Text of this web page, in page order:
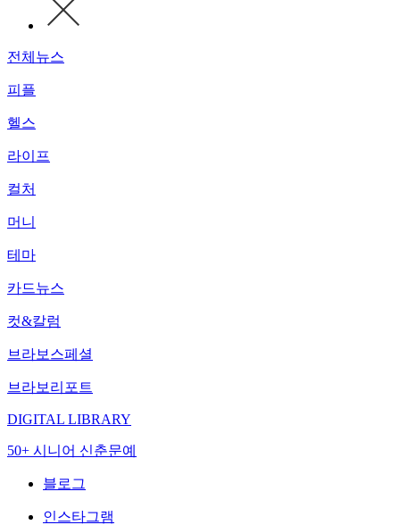
전체뉴스
피플
헬스
라이프
컬처
머니
테마
카드뉴스
컷&칼럼
브라보스페셜
브라보리포트
DIGITAL LIBRARY
50+ 시니어 신춘문예
블로그
인스타그램